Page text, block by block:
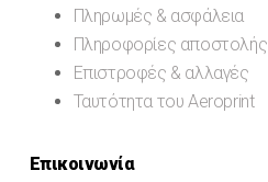
Πληρωμές & ασφάλεια
Πληροφορίες αποστολής
Επιστροφές & αλλαγές
Ταυτότητα του Aeroprint
Επικοινωνία